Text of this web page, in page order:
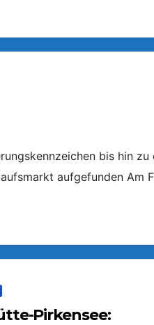
bis hin zu
aufgefunden Am
Pirkensee: